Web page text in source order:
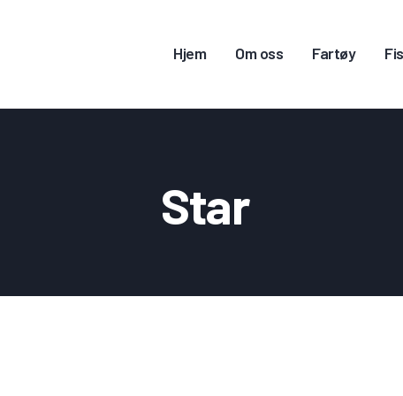
Hjem Om oss Fartøy
Star
KONTAKT OSS